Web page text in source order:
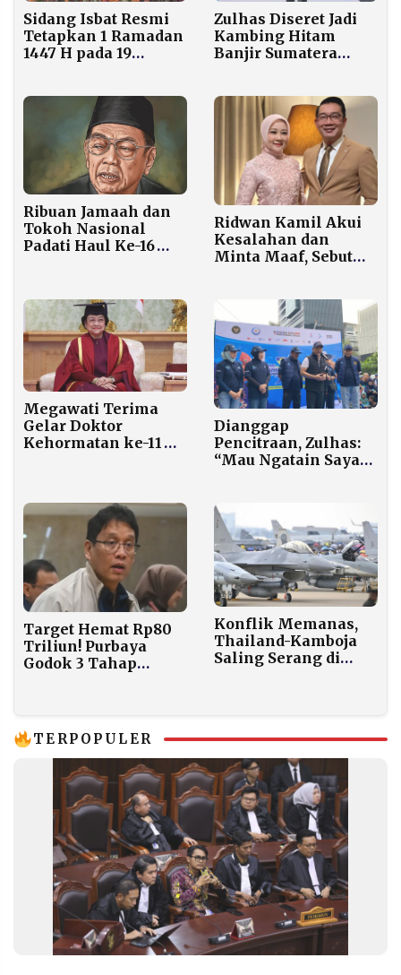
Sidang Isbat Resmi
Tetapkan 1 Ramadan
1447 H pada 19
MABIMS
Zulhas Diseret Jadi
Kambing Hitam
Banjir Sumatera
Izinkan Pembukaan
Tesso Nilo
Ribuan Jamaah dan
Tokoh Nasional
Padati Haul Ke-16
Ridwan Kamil Akui
Kesalahan dan
Minta Maaf, Sebut
Megawati Terima
Gelar Doktor
Kehormatan ke-11
Dianggap
Pencitraan, Zulhas:
“Mau Ngatain Saya
Tertolong”
Target Hemat Rp80
Triliun! Purbaya
Godok 3 Tahap
Konflik Memanas,
Thailand-Kamboja
Saling Serang di
TERPOPULER